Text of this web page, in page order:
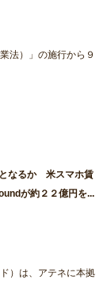
法）」の施行から９
なるか 米スマホ賃
が約２２億円を...
）は、アテネに本拠